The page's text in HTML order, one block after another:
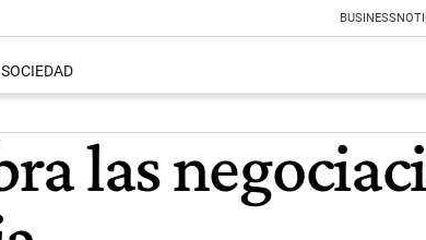
BUSINESS
SOCIEDAD
las